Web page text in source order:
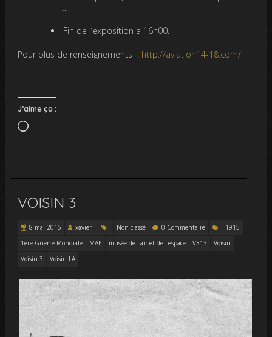
…
Fin de l’exposition à 16h00.
Pour plus de renseignements : http://aviation14-18.com/
J’aime ça :
Chargement…
VOISIN 3
8 mai 2015 xavier Non classé 0 Commentaire
1915
1ère Guerre Mondiale
MAE musée de l'air et de l'espace V313
Voisin
Voisin 3
Voisin LA